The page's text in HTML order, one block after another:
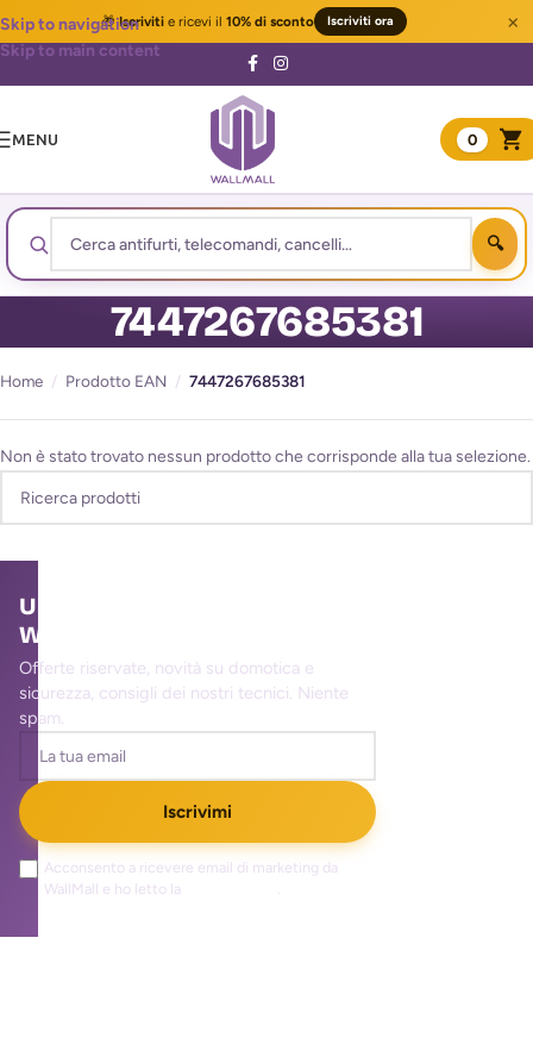
🎁Iscrivitie ricevi il 10% di sconto Iscriviti ora ×
Skip to navigation
Skip to main content
MENU 0
7447267685381
Home / Prodotto EAN / 7447267685381
Non è stato trovato nessun prodotto che corrisponde alla tua selezione.
Unisciti alla community
WallMall
Offerte riservate, novità su domotica e
sicurezza, consigli dei nostri tecnici. Niente
spam.
Iscrivimi
Acconsento a ricevere email di marketing da
WallMall e ho letto la
.